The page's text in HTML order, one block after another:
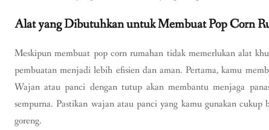
Alat yang Dibutuhkan untuk Membuat Pop Corn
Meskipun membuat pop corn rumahan tidak memerlukan alat
pembuatan menjadi lebih efisien dan aman. Pertama, kamu
Wajan atau panci dengan tutup akan membantu menjaga
sempurna. Pastikan wajan atau panci yang kamu gunakan
goreng.